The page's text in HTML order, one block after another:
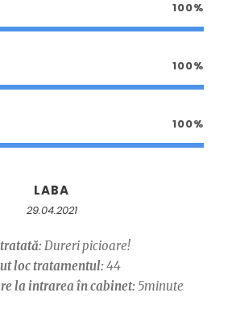
100%
100%
100%
LABA
29.04.2021
Dureri picioare!
loc tratamentul: 44
la intrarea în cabinet: 5minute